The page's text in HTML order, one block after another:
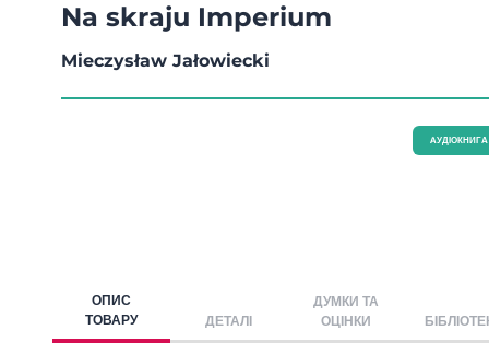
Na skraju Imperium
Mieczysław Jałowiecki
AУДІОКНИГА
ОПИС
ТОВАРУ
ДЕТАЛІ
ДУМКИ ТА
ОЦІНКИ